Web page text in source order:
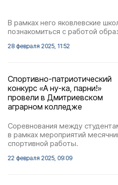
В рамках него яковлевские
познакомиться с работой
28 февраля 2025, 11:52
Спортивно-патриотический
конкурс «А ну-ка, парни!»
провели в Дмитриевском
аграрном колледже
Соревнования между
в рамках мероприятий
спортивной работы.
22 февраля 2025, 09:09